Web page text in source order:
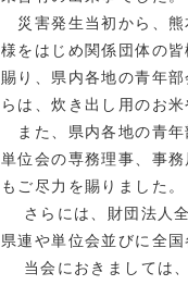
災害発生当初から、熊
様をはじめ関係団体の
賜り、県内各地の青年
らは、炊き出し用のお
また、県内各地の青年
単位会の専務理事、事
もご尽力を賜りました。
さらには、財団法人全
県連や単位会並びに全
当会におきましては、